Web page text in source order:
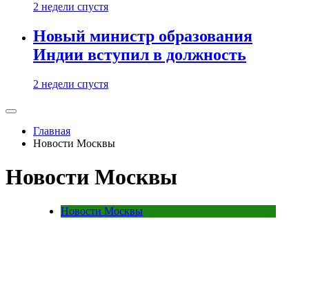
2 недели спустя
Новый министр образования
Индии вступил в должность
2 недели спустя
Главная
Новости Москвы
Новости Москвы
Новости Москвы